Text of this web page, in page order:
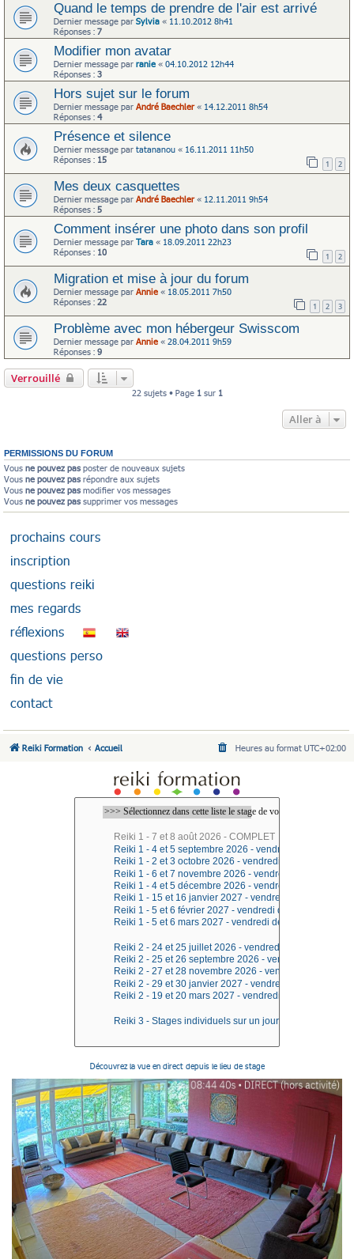
Quand le temps de prendre de l'air est arrivé
Dernier message par Sylvia « 11.10.2012 8h41
Réponses : 7
Modifier mon avatar
Dernier message par ranie « 04.10.2012 12h44
Réponses : 3
Hors sujet sur le forum
Dernier message par André Baechler« 14.12.2011 8h54
Réponses : 4
Présence et silence
Dernier message par tatananou « 16.11.2011 11h50
Réponses : 15 1 2
Mes deux casquettes
Dernier message par André Baechler« 12.11.2011 9h54
Réponses : 5
Comment insérer une photo dans son profil
Dernier message par Tara « 18.09.2011 22h23
Réponses : 10 1 2
Migration et mise à jour du forum
Dernier message par Annie « 18.05.2011 7h50
Réponses : 22 1 2 3
Problème avec mon hébergeur Swisscom
Dernier message par Annie « 28.04.2011 9h59
Réponses : 9
Verrouillé
22 sujets • Page 1sur 1
Aller à
PERMISSIONS DU FORUM
Vous ne pouvez pas poster de nouveaux sujets
Vous ne pouvez pas répondre aux sujets
Vous ne pouvez pas modifier vos messages
Vous ne pouvez pas supprimer vos messages
prochains cours
inscription
questions reiki
mes regards
réflexions
questions perso
fin de vie
contact
Reiki Formation Accueil Heures au format UTC+02:00
Découvrez la vue en direct depuis le lieu de stage